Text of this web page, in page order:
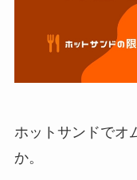
ホットサンドでオ
か。